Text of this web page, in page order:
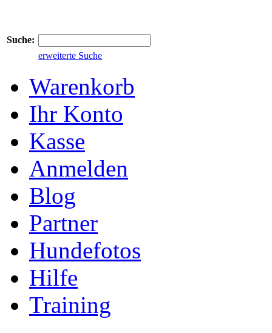
Suche:
erweiterte Suche
Warenkorb
Ihr Konto
Kasse
Anmelden
Blog
Partner
Hundefotos
Hilfe
Training